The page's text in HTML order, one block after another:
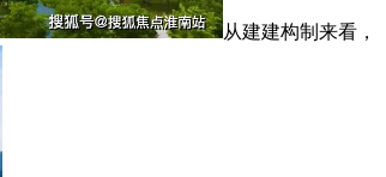
从建建构制来看，